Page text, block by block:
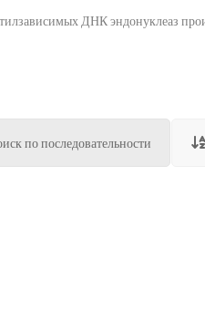
ДНК эндонуклеаз
по последовательности